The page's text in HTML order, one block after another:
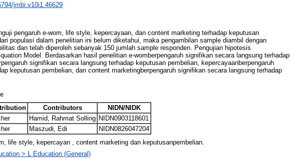
jmbi.v10i1.46629
pengaruh e-wom, life style, kepercayaan, dan content marketing terhadap keputusan
populasi dalam penelitian ini belum diketahui, maka pengambilan sample diambil dengan
dan telah diperoleh sebanyak 150 jumlah sample responden. Pengujian hipotesis
Model. Berdasarkan hasil penelitian e-womberpengaruh signifikan secara langsung terhadap
signifikan secara langsung terhadap keputusan pembelian, kepercayaanberpengaruh
keputusan pembelian, dan content marketingberpengaruh signifikan secara langsung terhadap
Contributors
NIDN/NIDK
Hamid, Rahmat Solling NIDN0903118601
Maszudi, Edi
NIDN0826047204
life style, kepercayan , content marketing dan keputusanpembelian.
> L Education (General)